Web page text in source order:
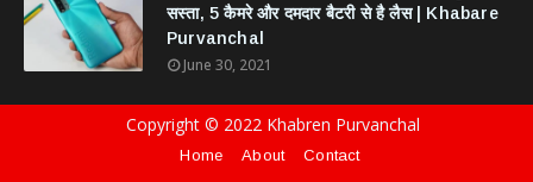
सस्ता, 5 कैमरे और दमदार बैटरी से है लैस | Khabare
Purvanchal
June 30, 2021
Copyright © 2022 Khabren Purvanchal
Home About Contact